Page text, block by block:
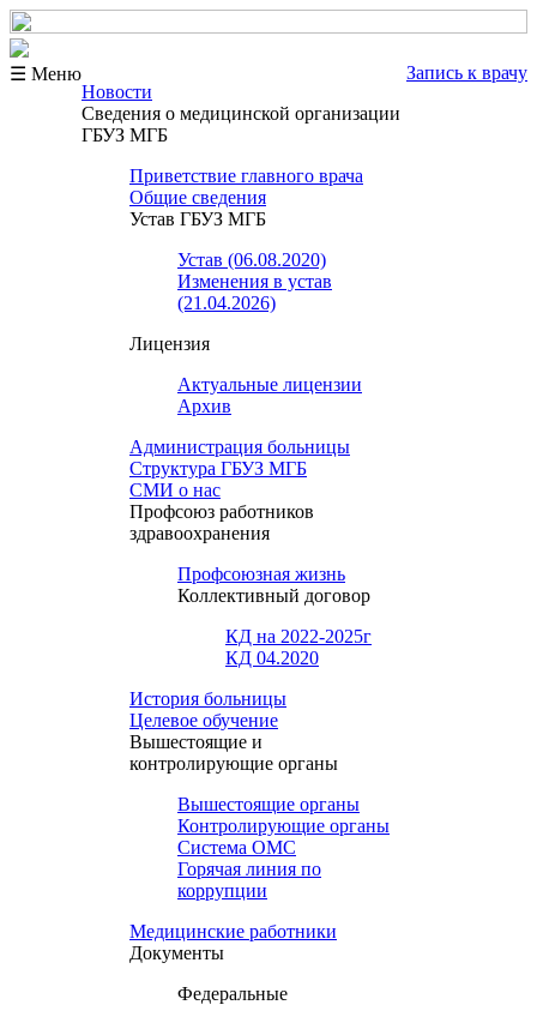
☰ Меню
Запись к врачу
Новости
Сведения о медицинской организации
ГБУЗ МГБ
Приветствие главного врача
Общие сведения
Устав ГБУЗ МГБ
Устав (06.08.2020)
Изменения в устав
(21.04.2026)
Лицензия
Актуальные лицензии
Архив
Администрация больницы
Структура ГБУЗ МГБ
СМИ о нас
Профсоюз работников
здравоохранения
Профсоюзная жизнь
Коллективный договор
КД на 2022-2025г
КД 04.2020
История больницы
Целевое обучение
Вышестоящие и
контролирующие органы
Вышестоящие органы
Контролирующие органы
Система ОМС
Горячая линия по
коррупции
Медицинские работники
Документы
Федеральные